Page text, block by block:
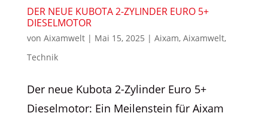
DER NEUE KUBOTA 2-ZYLINDER EURO 5+
DIESELMOTOR
von Aixamwelt| Mai 15, 2025 | Aixam, Aixamwelt,
Technik
Der neue Kubota 2-Zylinder Euro 5+
Dieselmotor: Ein Meilenstein für Aixam